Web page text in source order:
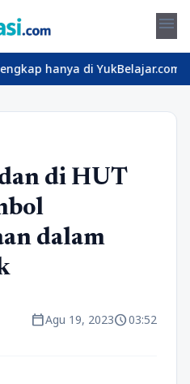
menu
di YukBelajar.com. Mulai
di HUT
dalam
calendar_todayAgu 19, 2023schedule03:52